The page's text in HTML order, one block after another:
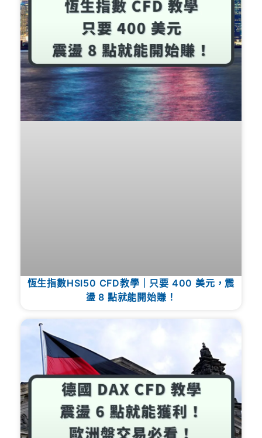
恆生指數HSI50 CFD教學｜只要 400 美元，震
盪 8 點就能開始賺！